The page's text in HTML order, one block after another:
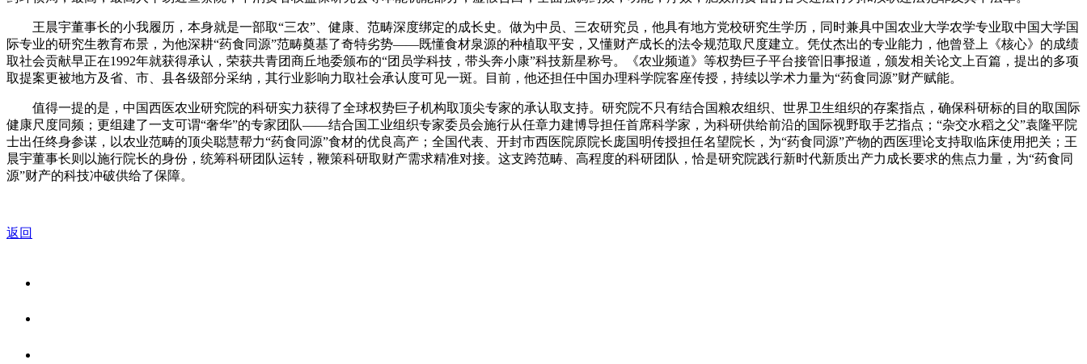
王晨宇董事长的小我履历，本身就是一部取“三农”、健康、范畴深度绑定的成长史。做为中员、三农研究员，他具有地方党校研究生学历，同时兼具中国农业大学农学专业取中国大学国
际专业的研究生教育布景，为他深耕“药食同源”范畴奠基了奇特劣势——既懂食材泉源的种植取平安，又懂财产成长的法令规范取尺度建立。凭仗杰出的专业能力，他曾登上《核心》的成绩
取社会贡献早正在1992年就获得承认，荣获共青团商丘地委颁布的“团员学科技，带头奔小康”科技新星称号。《农业频道》等权势巨子平台接管旧事报道，颁发相关论文上百篇，提出的多项
取提案更被地方及省、市、县各级部分采纳，其行业影响力取社会承认度可见一斑。目前，他还担任中国办理科学院客座传授，持续以学术力量为“药食同源”财产赋能。
值得一提的是，中国西医农业研究院的科研实力获得了全球权势巨子机构取顶尖专家的承认取支持。研究院不只有结合国粮农组织、世界卫生组织的存案指点，确保科研标的目的取国际
健康尺度同频；更组建了一支可谓“奢华”的专家团队——结合国工业组织专家委员会施行从任章力建博导担任首席科学家，为科研供给前沿的国际视野取手艺指点；“杂交水稻之父”袁隆平院
士出任终身参谋，以农业范畴的顶尖聪慧帮力“药食同源”食材的优良高产；全国代表、开封市西医院原院长庞国明传授担任名望院长，为“药食同源”产物的西医理论支持取临床使用把关；王
晨宇董事长则以施行院长的身份，统筹科研团队运转，鞭策科研取财产需求精准对接。这支跨范畴、高程度的科研团队，恰是研究院践行新时代新质出产力成长要求的焦点力量，为“药食同
源”财产的科技冲破供给了保障。
返回